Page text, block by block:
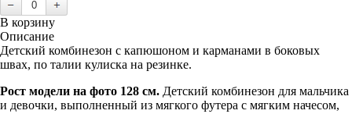
В корзину
Описание
Детский комбинезон с капюшоном и карманами в боковых
швах, по талии кулиска на резинке.
Рост модели на фото 128 см. Детский комбинезон для мальчика
и девочки, выполненный из мягкого футера с мягким начесом,